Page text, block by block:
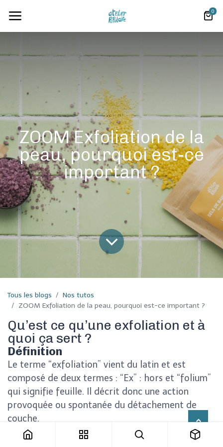
0
ZOOM Exfoliation de la
peau, pourquoi est-ce
important ?
Tous les blogs
Nos tutos
ZOOM Exfoliation de la peau, pourquoi est-ce important ?
Qu’est ce qu’une exfoliation et à
quoi ça sert ?
Définition
Le terme “exfoliation” vient du latin et est
composé de deux termes : “Ex” : hors et “folium”
qui signifie feuille. Il décrit donc une action
provoquée ou spontanée du détachement de
couche.